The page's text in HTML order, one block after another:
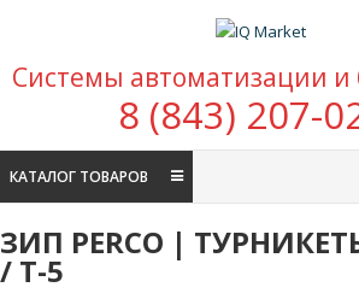
Системы автоматизации и
8 (843) 207-
КАТАЛОГ ТОВАРОВ
ЗИП PERCO |
/ T-5